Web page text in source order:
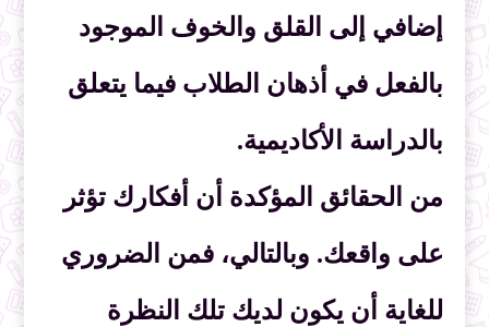
إضافي إلى القلق والخوف الموجود
بالفعل في أذهان الطلاب فيما يتعلق
بالدراسة الأكاديمية.
من الحقائق المؤكدة أن أفكارك تؤثر
على واقعك. وبالتالي، فمن الضروري
للغاية أن يكون لديك تلك النظرة